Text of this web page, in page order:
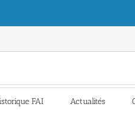
FAI Actualités